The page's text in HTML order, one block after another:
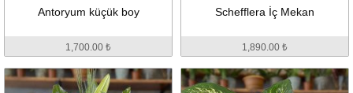
Antoryum küçük boy
1,700.00 ₺
Schefflera İç Mekan
1,890.00 ₺